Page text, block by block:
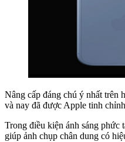
Nâng cấp đáng chú ý nhất trên
và nay đã được Apple tinh
Trong điều kiện ánh sáng phức
giúp ảnh chụp chân dung có